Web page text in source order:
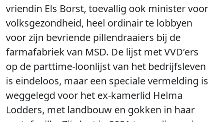
vriendin Els Borst, toevallig ook minister voor
volksgezondheid, heel ordinair te lobbyen
voor zijn bevriende pillendraaiers bij de
farmafabriek van MSD. De lijst met VVD’ers
op de parttime-loonlijst van het bedrijfsleven
is eindeloos, maar een speciale vermelding is
weggelegd voor het ex-kamerlid Helma
Lodders, met landbouw en gokken in haar